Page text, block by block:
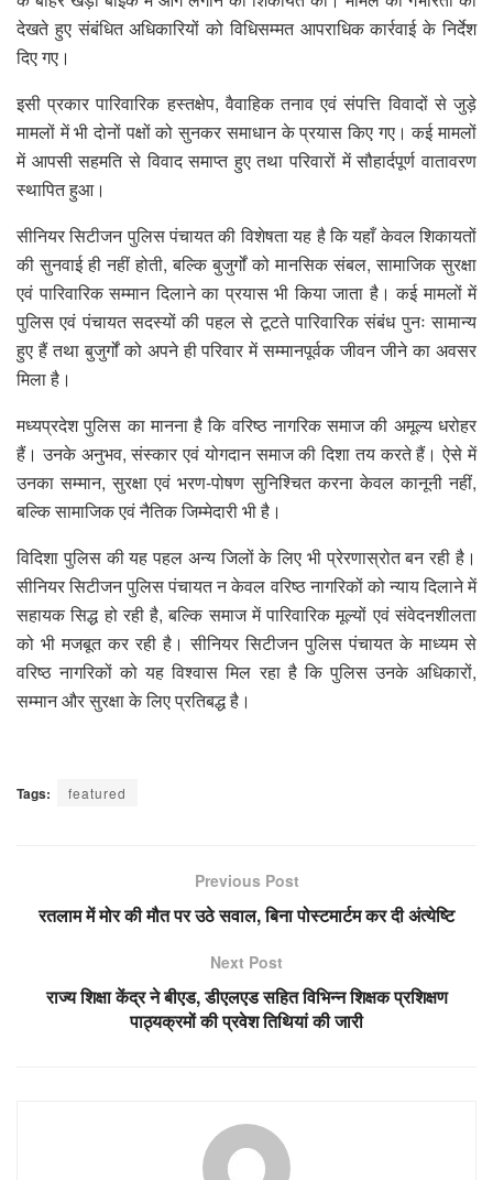
देखते हुए संबंधित अधिकारियों को विधिसम्मत आपराधिक कार्रवाई के निर्देश
दिए गए।
इसी प्रकार पारिवारिक हस्तक्षेप, वैवाहिक तनाव एवं संपत्ति विवादों से जुड़े
मामलों में भी दोनों पक्षों को सुनकर समाधान के प्रयास किए गए। कई मामलों
में आपसी सहमति से विवाद समाप्त हुए तथा परिवारों में सौहार्दपूर्ण वातावरण
स्थापित हुआ।
सीनियर सिटीजन पुलिस पंचायत की विशेषता यह है कि यहाँ केवल शिकायतों
की सुनवाई ही नहीं होती, बल्कि बुजुर्गों को मानसिक संबल, सामाजिक सुरक्षा
एवं पारिवारिक सम्मान दिलाने का प्रयास भी किया जाता है। कई मामलों में
पुलिस एवं पंचायत सदस्यों की पहल से टूटते पारिवारिक संबंध पुनः सामान्य
हुए हैं तथा बुजुर्गों को अपने ही परिवार में सम्मानपूर्वक जीवन जीने का अवसर
मिला है।
मध्यप्रदेश पुलिस का मानना है कि वरिष्ठ नागरिक समाज की अमूल्य धरोहर
हैं। उनके अनुभव, संस्कार एवं योगदान समाज की दिशा तय करते हैं। ऐसे में
उनका सम्मान, सुरक्षा एवं भरण-पोषण सुनिश्चित करना केवल कानूनी नहीं,
बल्कि सामाजिक एवं नैतिक जिम्मेदारी भी है।
विदिशा पुलिस की यह पहल अन्य जिलों के लिए भी प्रेरणास्रोत बन रही है।
सीनियर सिटीजन पुलिस पंचायत न केवल वरिष्ठ नागरिकों को न्याय दिलाने में
सहायक सिद्ध हो रही है, बल्कि समाज में पारिवारिक मूल्यों एवं संवेदनशीलता
को भी मजबूत कर रही है। सीनियर सिटीजन पुलिस पंचायत के माध्यम से
वरिष्ठ नागरिकों को यह विश्वास मिल रहा है कि पुलिस उनके अधिकारों,
सम्मान और सुरक्षा के लिए प्रतिबद्ध है।
Tags: featured
Previous Post
रतलाम में मोर की मौत पर उठे सवाल, बिना पोस्टमार्टम कर दी अंत्येष्टि
Next Post
राज्य शिक्षा केंद्र ने बीएड, डीएलएड सहित विभिन्न शिक्षक प्रशिक्षण
पाठ्यक्रमों की प्रवेश तिथियां की जारी